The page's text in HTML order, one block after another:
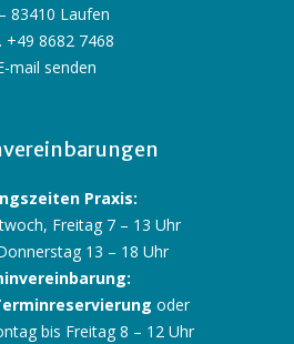
83410 Laufen
+49 8682 7468
mail senden
Praxis:
Freitag 7 – 13 Uhr
13 – 18 Uhr
oder
bis Freitag 8 – 12 Uhr